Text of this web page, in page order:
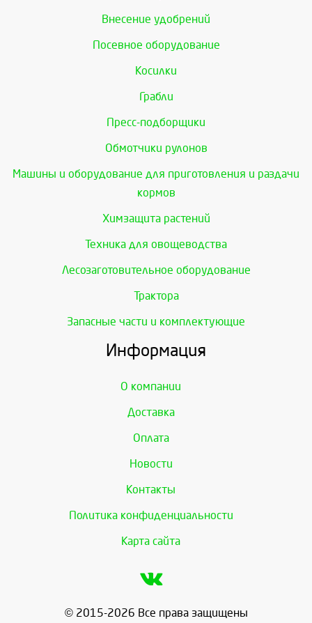
Внесение удобрений
Посевное оборудование
Косилки
Грабли
Пресс-подборщики
Обмотчики рулонов
Машины и оборудование для приготовления и раздачи
кормов
Химзащита растений
Техника для овощеводства
Лесозаготовительное оборудование
Трактора
Запасные части и комплектующие
Информация
О компании
Доставка
Оплата
Новости
Контакты
Политика конфиденциальности
Карта сайта
© 2015-2026 Все права защищены